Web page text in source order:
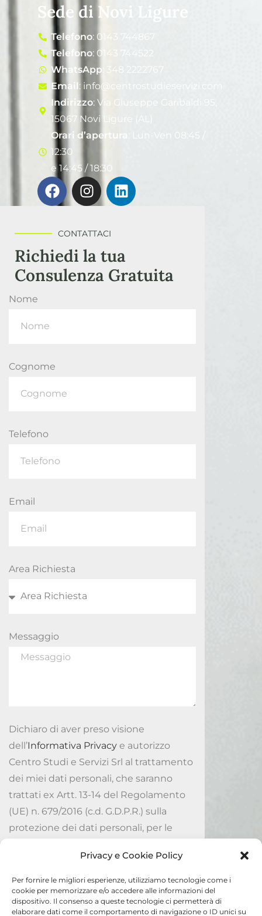
Privacy e Cookie Policy
Per fornire le migliori esperienze, utilizziamo tecnologie come i
cookie per memorizzare e/o accedere alle informazioni del
dispositivo. Il consenso a queste tecnologie ci permetterà di
elaborare dati come il comportamento di navigazione o ID unici su
Sede di Novi Ligure
Telefono: 0143 744867
Telefono: 0143 744522
WhatsApp : 348 2222767
Email: info@centrostudieservizi.com
Indirizzo: Via Giuseppe Garibaldi 95,
15067 Novi Ligure (AL)
Orari d’apertura : Lun-Ven 08:45 /
12:30
e 14:45 / 18:30
CONTATTACI
Richiedi la tua
Consulenza Gratuita
Nome
Cognome
Telefono
Email
Area Richiesta
Messaggio
Dichiaro di aver preso visione
dell’Informativa Privacy e autorizzo
Centro Studi e Servizi Srl al trattamento
dei miei dati personali, che saranno
trattati ex Artt. 13-14 del Regolamento
(UE) n. 679/2016 (c.d. G.D.P.R.) sulla
protezione dei dati personali, per le
Invia